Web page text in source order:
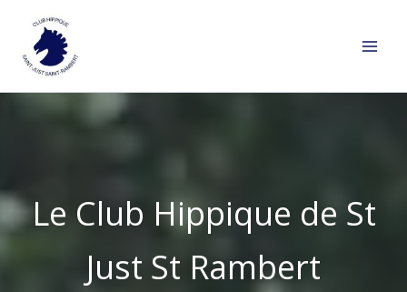
contenu
Le Club Hippique de St
Just St Rambert